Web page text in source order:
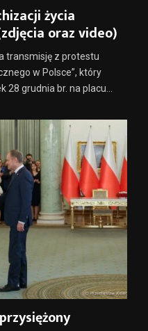
życia
oraz video)
transmisję z protestu
w Polsce”, który
grudnia br. na placu...